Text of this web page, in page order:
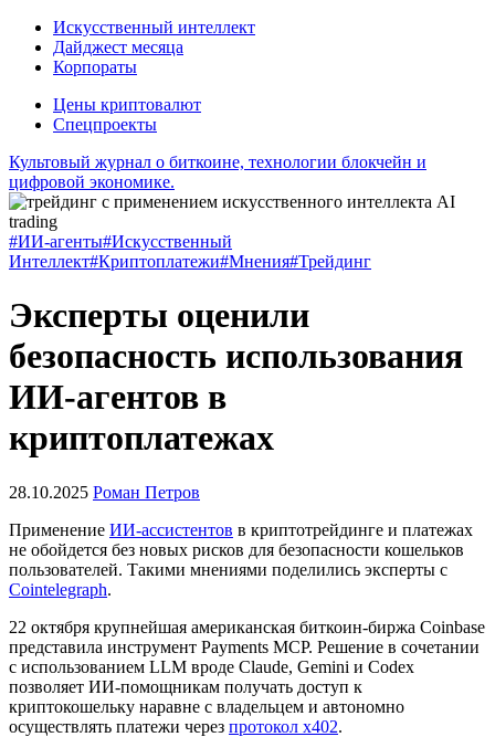
Искусственный интеллект
Дайджест месяца
Корпораты
Цены криптовалют
Спецпроекты
Культовый журнал о биткоине, технологии блокчейн и
цифровой экономике.
#ИИ-агенты#Искусственный
Интеллект#Криптоплатежи#Мнения#Трейдинг
Эксперты оценили
безопасность использования
ИИ-агентов в
криптоплатежах
28.10.2025 Роман Петров
Применение ИИ-ассистентов в криптотрейдинге и платежах
не обойдется без новых рисков для безопасности кошельков
пользователей. Такими мнениями поделились эксперты с
Cointelegraph.
22 октября крупнейшая американская биткоин-биржа Coinbase
представила инструмент Payments MCP. Решение в сочетании
с использованием LLM вроде Claude, Gemini и Codex
позволяет ИИ-помощникам получать доступ к
криптокошельку наравне с владельцем и автономно
осуществлять платежи через протокол x402.